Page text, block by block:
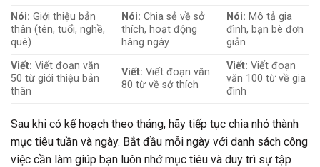
Nói: Giới thiệu bản
thân (tên, tuổi, nghề,
quê)
Nói: Chia sẻ về sở
thích, hoạt động
hàng ngày
Nói: Mô tả gia
đình, bạn bè đơn
giản
Viết: Viết đoạn văn
50 từ giới thiệu bản
thân
Viết: Viết đoạn văn
80 từ về sở thích
Viết: Viết đoạn
văn 100 từ về gia
đình
Sau khi có kế hoạch theo tháng, hãy tiếp tục chia nhỏ thành
mục tiêu tuần và ngày. Bắt đầu mỗi ngày với danh sách công
việc cần làm giúp bạn luôn nhớ mục tiêu và duy trì sự tập